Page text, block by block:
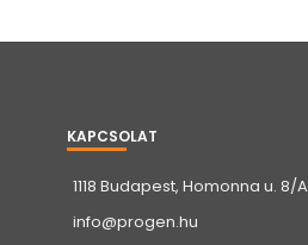
KAPCSOLAT
1118 Budapest, Homonna u. 8/A
info@progen.hu